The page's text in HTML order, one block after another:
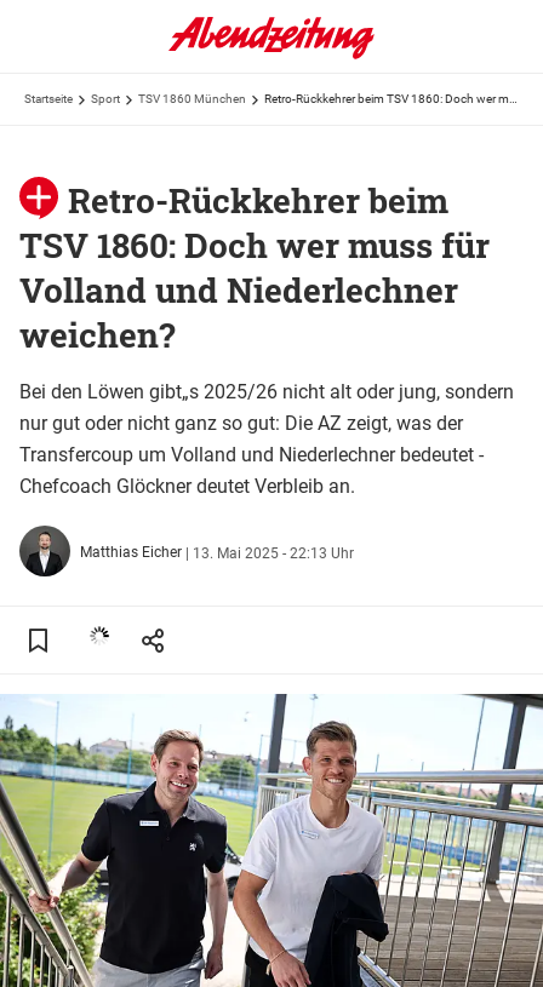
Startseite Sport TSV 1860 München
Retro-Rückkehrer beim
TSV 1860: Doch wer muss für
Volland und Niederlechner
weichen?
Bei den Löwen gibt„s 2025/26 nicht alt oder jung, sondern
nur gut oder nicht ganz so gut: Die AZ zeigt, was der
Transfercoup um Volland und Niederlechner bedeutet -
Chefcoach Glöckner deutet Verbleib an.
Matthias Eicher | 13. Mai 2025 - 22:13 Uhr